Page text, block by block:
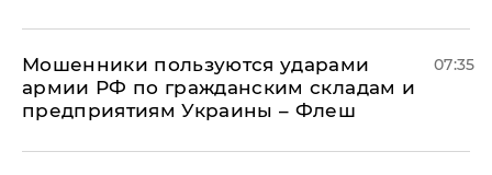
Мошенники пользуются ударами
армии РФ по гражданским складам и
предприятиям Украины – Флеш
07:35